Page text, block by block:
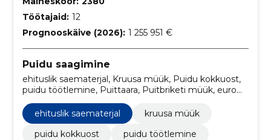
Töötajaid: 12
Prognooskäive (2026): 1 255 951 €
Puidu saagimine
ehituslik saematerjal, Kruusa müük, Puidu kokkuost,
puidu töötlemine, Puittaara, Puitbriketi müük, euro
kaubaalused, Kaevamistööd, Kännujuurimine,
Pinnase planeerimine
ehituslik saematerjal
kruusa müük
puidu kokkuost
puidu töötlemine